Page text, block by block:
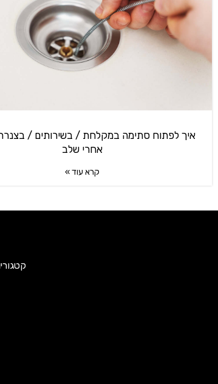
איך לפתוח סתימה במקלחת / בשירותים /
אחרי שלב
קרא עוד »